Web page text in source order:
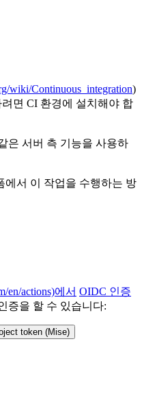
wiki/Continuous_integration)
면 CI 환경에 설치해야 합
은 서버 측 기능을 사용하
에서 이 작업을 수행하는 방
en/actions)에서 OIDC 인증
증을 할 수 있습니다:
token (Mise)